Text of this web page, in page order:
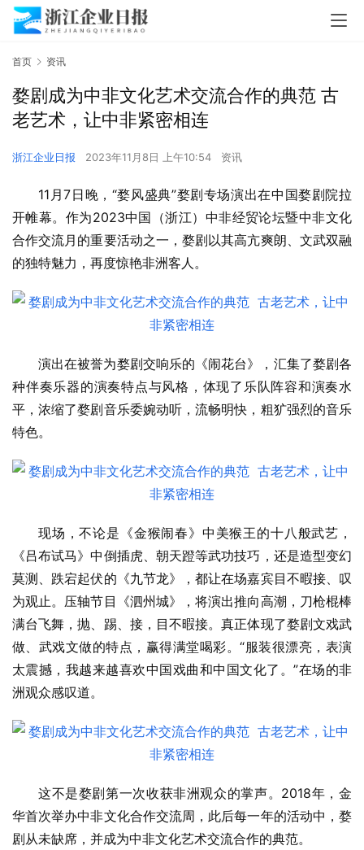
首页 资讯
婺剧成为中非文化艺术交流合作的典范 古
老艺术，让中非紧密相连
浙江企业日报 2023年11月8日 上午10:54 资讯
11月7日晚，“婺风盛典”婺剧专场演出在中国婺剧院拉
开帷幕。作为2023中国（浙江）中非经贸论坛暨中非文化
合作交流月的重要活动之一，婺剧以其高亢爽朗、文武双融
的独特魅力，再度惊艳非洲客人。
演出在被誉为婺剧交响乐的《闹花台》，汇集了婺剧各
种伴奏乐器的演奏特点与风格，体现了乐队阵容和演奏水
平，浓缩了婺剧音乐委婉动听，流畅明快，粗犷强烈的音乐
特色。
现场，不论是《金猴闹春》中美猴王的十八般武艺，
《吕布试马》中倒插虎、朝天蹬等武功技巧，还是造型变幻
莫测、跌宕起伏的《九节龙》，都让在场嘉宾目不暇接、叹
为观止。压轴节目《泗州城》，将演出推向高潮，刀枪棍棒
满台飞舞，抛、踢、接，目不暇接。真正体现了婺剧文戏武
做、武戏文做的特点，赢得满堂喝彩。“服装很漂亮，表演
太震撼，我越来越喜欢中国戏曲和中国文化了。”在场的非
洲观众感叹道。
这不是婺剧第一次收获非洲观众的掌声。2018年，金
华首次举办中非文化合作交流周，此后每一年的活动中，婺
剧从未缺席，并成为中非文化艺术交流合作的典范。